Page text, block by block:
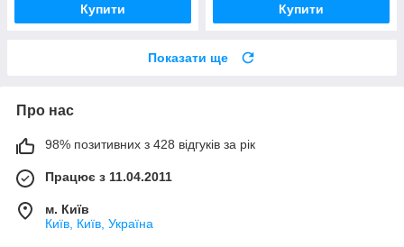
Купити Купити
Показати ще
Про нас
98% позитивних з 428 відгуків за рік
Працює з 11.04.2011
м. Київ
Київ, Київ, Україна